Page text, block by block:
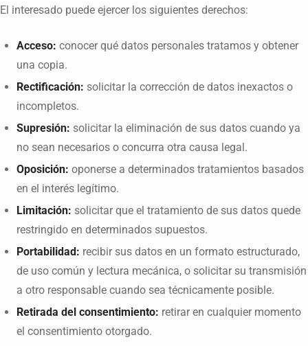
El interesado puede ejercer los siguientes derechos:
Acceso: conocer qué datos personales tratamos y obtener
una copia.
Rectificación: solicitar la corrección de datos inexactos o
incompletos.
Supresión: solicitar la eliminación de sus datos cuando ya
no sean necesarios o concurra otra causa legal.
Oposición: oponerse a determinados tratamientos basados
en el interés legítimo.
Limitación: solicitar que el tratamiento de sus datos quede
restringido en determinados supuestos.
Portabilidad: recibir sus datos en un formato estructurado,
de uso común y lectura mecánica, o solicitar su transmisión
a otro responsable cuando sea técnicamente posible.
Retirada del consentimiento: retirar en cualquier momento
el consentimiento otorgado.